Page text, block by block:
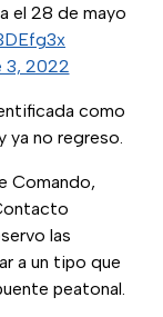
el 28 de mayo
3, 2022
como
ya no regreso.
Comando,
las
a un tipo que
peatonal.